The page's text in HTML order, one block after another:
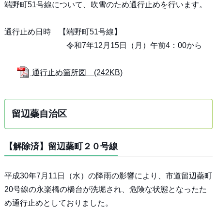
端野町51号線について、吹雪のため通行止めを行います。
通行止め日時 【端野町51号線】
令和7年12月15日（月）午前4：00から
通行止め箇所図 (242KB)
留辺蘂自治区
【解除済】留辺蘂町２０号線
平成30年7月11日（水）の降雨の影響により、市道留辺蘂町
20号線の永楽橋の橋台が洗堀され、危険な状態となったた
め通行止めとしておりました。